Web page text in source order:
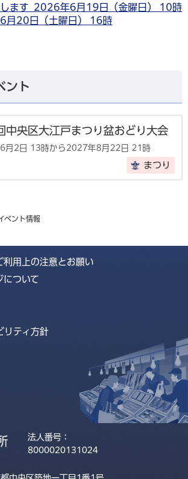
します 2026年6月19日（金曜日） 10時
月20日（土曜日） 16時
ント
中央区大江戸まつり盆おどり大会
月2日 13時から2027年8月22日 21時
まつり
ベント情報
利用上の注意とお願い
について
リティ方針
法人番号：
8000020131024